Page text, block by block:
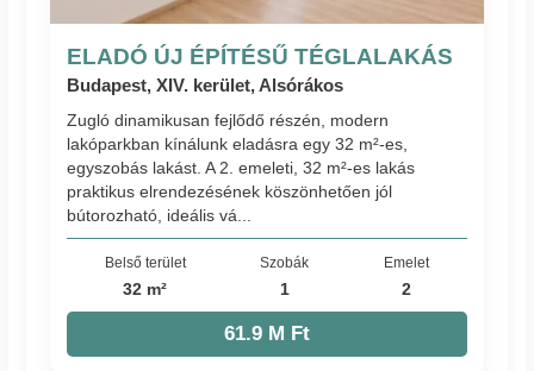
ELADÓ ÚJ ÉPÍTÉSŰ TÉGLALAKÁS
Budapest, XIV. kerület, Alsórákos
Zugló dinamikusan fejlődő részén, modern
lakóparkban kínálunk eladásra egy 32 m²-es,
egyszobás lakást. A 2. emeleti, 32 m²-es lakás
praktikus elrendezésének köszönhetően jól
bútorozható, ideális vá...
Belső terület
32 m²
Szobák
1
Emelet
2
61.9 M Ft